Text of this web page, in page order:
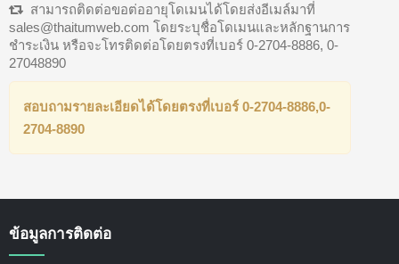
สามารถติดต่อขอต่ออายุโดเมนได้โดยส่งอีเมล์มาที่
sales@thaitumweb.com โดยระบุชื่อโดเมนและหลักฐานการ
ชำระเงิน หรือจะโทรติดต่อโดยตรงที่เบอร์ 0-2704-8886, 0-
27048890
สอบถามรายละเอียดได้โดยตรงที่เบอร์ 0-2704-8886,0-
2704-8890
ข้อมูลการติดต่อ